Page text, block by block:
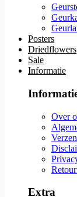
Posters
Driedflowers
Sale
Informatie
Over
Extra